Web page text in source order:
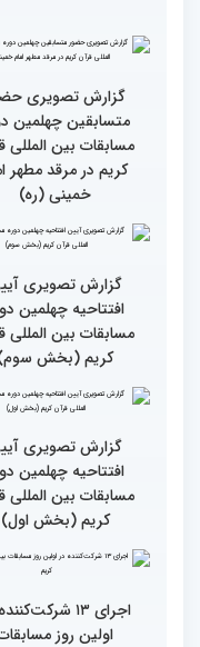
در اولین روز
بین‌المللی قرآن
متسابقین چهلمین
مسابقات بین المللی
کریم در مرقد مطهر
خمینی (ره)
گزارش تصویری
افتتاحیه چهلمین
مسابقات بین المللی
کریم (بخش سوم)
گزارش تصویری
افتتاحیه چهلمین